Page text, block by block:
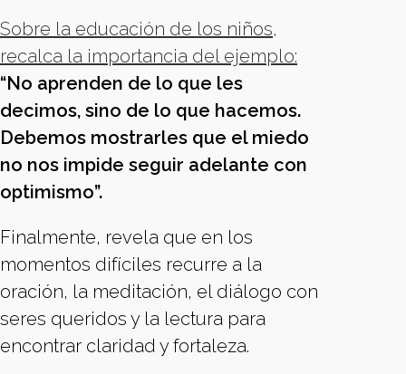
Sobre la educación de los niños,
recalca la importancia del ejemplo:
“No aprenden de lo que les
decimos, sino de lo que hacemos.
Debemos mostrarles que el miedo
no nos impide seguir adelante con
optimismo”.
Finalmente, revela que en los
momentos difíciles recurre a la
oración, la meditación, el diálogo con
seres queridos y la lectura para
encontrar claridad y fortaleza.